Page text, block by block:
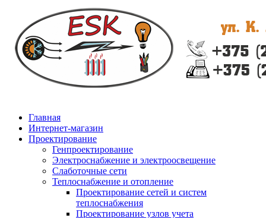
Главная
Интернет-магазин
Проектирование
Генпроектирование
Электроснабжение и электроосвещение
Слаботочные сети
Теплоснабжение и отопление
Проектирование сетей и систем
теплоснабжения
Проектирование узлов учета